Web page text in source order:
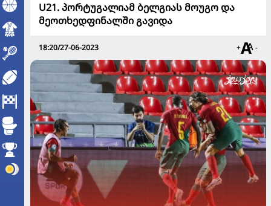
U21. პორტუგალიამ ბელგიას მოუგო და
მეოთხედფინალში გავიდა
18:20/27-06-2023 + -